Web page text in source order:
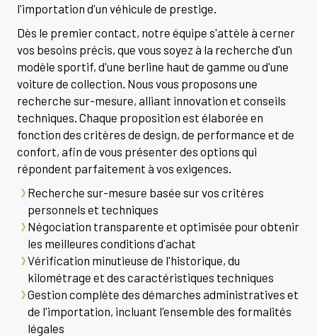
l'importation d'un véhicule de prestige.
Dès le premier contact, notre équipe s'attèle à cerner
vos besoins précis, que vous soyez à la recherche d'un
modèle sportif, d'une berline haut de gamme ou d'une
voiture de collection. Nous vous proposons une
recherche sur-mesure, alliant innovation et conseils
techniques. Chaque proposition est élaborée en
fonction des critères de design, de performance et de
confort, afin de vous présenter des options qui
répondent parfaitement à vos exigences.
Recherche sur-mesure basée sur vos critères
personnels et techniques
Négociation transparente et optimisée pour obtenir
les meilleures conditions d'achat
Vérification minutieuse de l'historique, du
kilométrage et des caractéristiques techniques
Gestion complète des démarches administratives et
de l'importation, incluant l'ensemble des formalités
légales